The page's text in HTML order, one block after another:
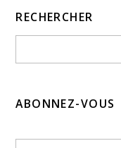
RECHERCHER
ABONNEZ-VOUS